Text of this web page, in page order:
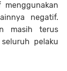
negatif.
masih terus
pelaku